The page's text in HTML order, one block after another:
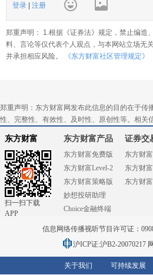
登录 注册
郑重声明： 1.根据《证券法》规定，禁止编造
料、言论等仅代表个人观点，与本网站立场无
并承担相应风险。
《东方财富社区管理规定》
郑重声明：东方财富网发布此信息的目的在于
性、完整性、有效性、及时性、原创性等。相
东方财富
扫一扫下载
APP
东方财富产品
东方财富免费版
东方财富Level-2
东方财富策略版
妙想投研助理
Choice金融终端
证券交
东方财
东方财
东方财
信息网络传播视听节目许可证：
沪ICP证:沪B2-20070217
关于我们 可持续发展